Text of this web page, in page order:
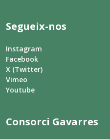
Segueix-nos
Instagram
Facebook
X (Twitter)
Vimeo
Youtube
Consorci Gavarres